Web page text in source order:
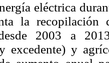
eléctrica
la
2003 a
excedente) y